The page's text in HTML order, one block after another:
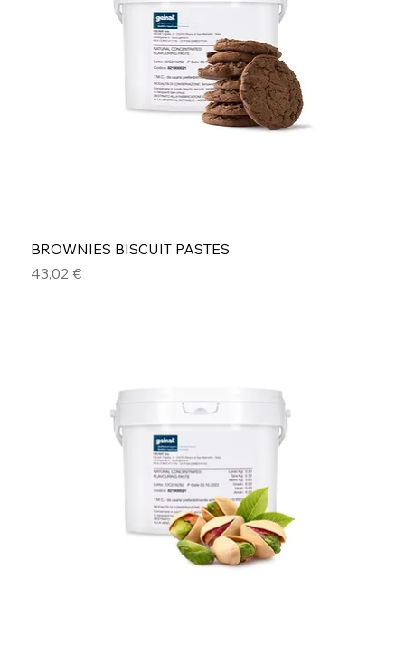
BROWNIES BISCUIT PASTES
Prezzo
43,02 €